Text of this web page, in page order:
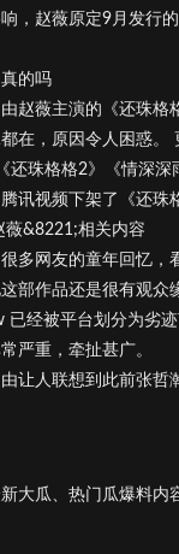
，赵薇原定9月发行
的吗
赵薇主演的《还珠格
在，原因令人困惑。
还珠格格2》《情深
讯视频下架了《还珠
薇&8221;相关内容
很多网友的童年回忆
部作品还是很有观众
已经被平台划分为劣
严重，牵扯甚广。
让人联想到此前张哲
大瓜、热门瓜爆料